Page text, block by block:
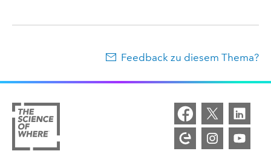
Feedback zu diesem Thema?